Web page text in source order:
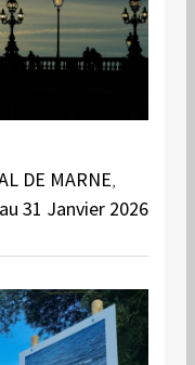
DE MARNE,
31 Janvier 2026